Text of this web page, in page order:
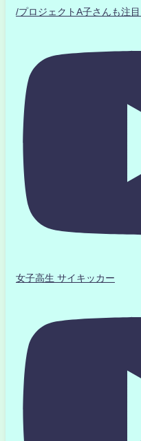
/プロジェクトA子さんも注
女子高生 サイキッカー